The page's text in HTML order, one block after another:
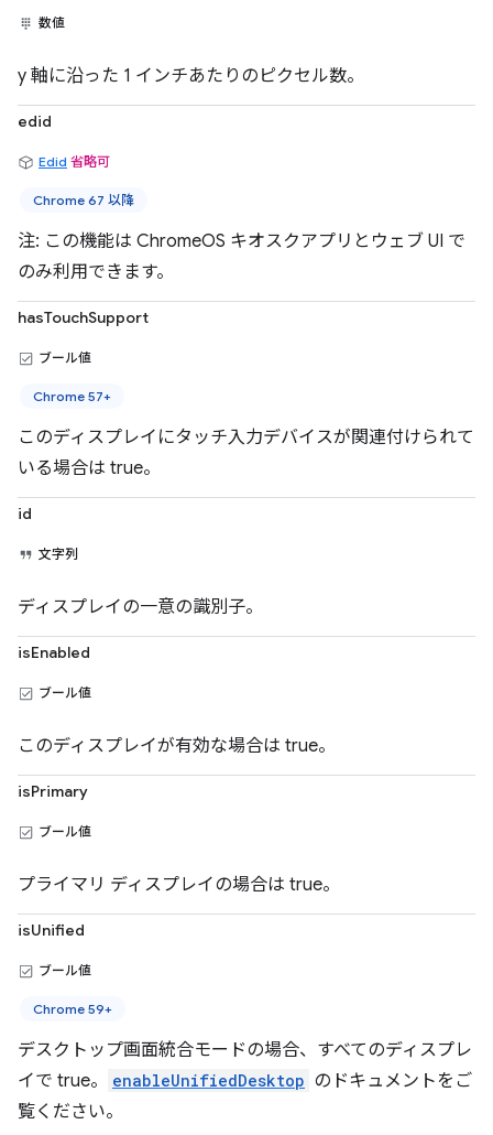
数値
y 軸に沿った 1 インチあたりのピクセル数。
edid
Edid 省略可
Chrome 67 以降
注: この機能は ChromeOS キオスクアプリとウェブ UI で
のみ利用できます。
hasTouchSupport
ブール値
Chrome 57+
このディスプレイにタッチ入力デバイスが関連付けられて
いる場合は true。
id
文字列
ディスプレイの一意の識別子。
isEnabled
ブール値
このディスプレイが有効な場合は true。
isPrimary
ブール値
プライマリ ディスプレイの場合は true。
isUnified
ブール値
Chrome 59+
デスクトップ画面統合モードの場合、すべてのディスプレ
イで true。
enableUnifiedDesktop のドキュメントをご
覧ください。